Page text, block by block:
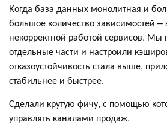
Когда база данных монолитная и
большое количество зависимостей –
некорректной работой сервисов. Мы
отдельные части и настроили
отказоустойчивость стала выше,
стабильнее и быстрее.
Сделали крутую фичу, с помощью
управлять каналами продаж.